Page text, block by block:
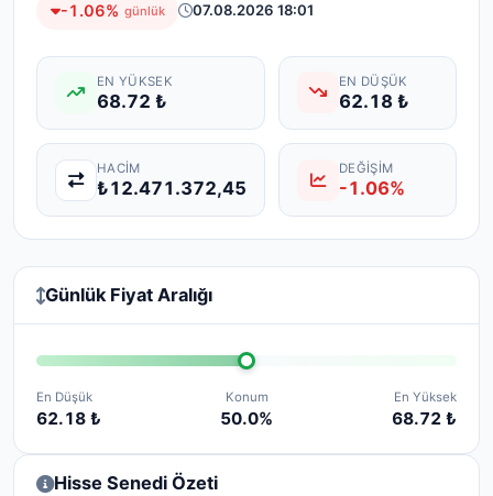
-1.06% günlük 07.08.2026 18:01
EN YÜKSEK
68.72 ₺
EN DÜŞÜK
62.18 ₺
HACIM
₺12.471.372,45
DEĞIŞIM
-1.06%
Günlük Fiyat Aralığı
En Düşük
62.18 ₺
Konum
50.0%
En Yüksek
68.72 ₺
Hisse Senedi Özeti